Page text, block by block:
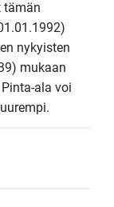
tämän
nykyisten
mukaan
ala voi